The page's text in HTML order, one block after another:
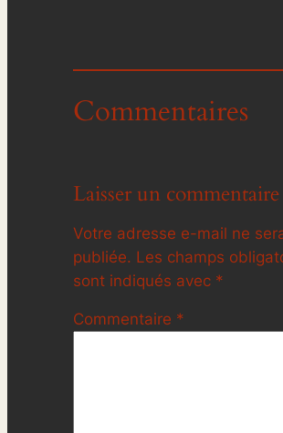
Commentaires
Laisser un commentaire
Votre adresse e-mail ne
publiée. Les champs
sont indiqués avec *
Commentaire *